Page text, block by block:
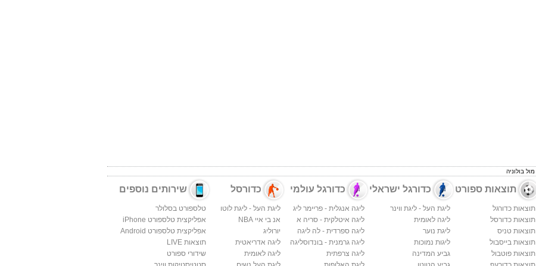
תוצאות ספורט
תוצאות כדורגל
תוצאות כדורסל
תוצאות טניס
תוצאות בייסבול
תוצאות פוטבול
כדורגל ישראלי
ליגת העל - ליגת ווינר
ליגה לאומית
ליגת נוער
ליגות נמוכות
גביע המדינה
כדורגל עולמי
ליגה אנגלית - פריימר ליג
ליגה איטלקית - סריה א
ליגה ספרדית - לה ליגה
ליגה גרמנית - בונדוסליגה
ליגה צרפתית
כדורסל
ליגת העל - ליגת לוטו
אנ בי איי NBA
יורוליג
ליגה אדריאטית
ליגה לאומית
שירותים נוספים
טלספורט בסלולר
אפליקצית טלספורט iPhone
אפליקצית טלספורט Android
תוצאות LIVE
שידורי ספורט